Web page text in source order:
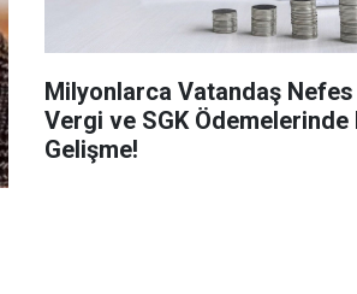
Milyonlarca Vatandaş Nefes
Vergi ve SGK
Gelişme!